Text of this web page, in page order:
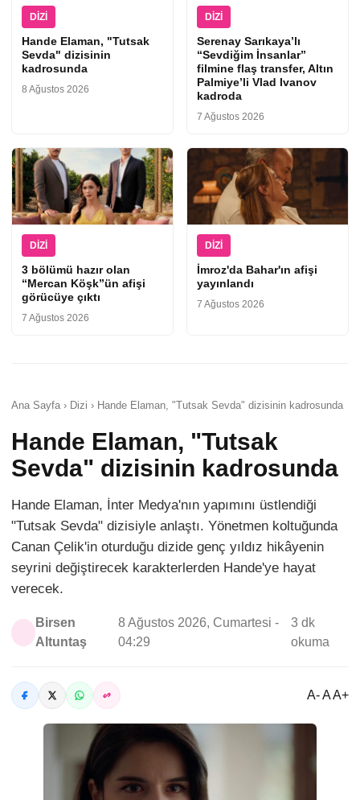
DIZI
Hande Elaman, "Tutsak
Sevda" dizisinin
kadrosunda
8 Ağustos 2026
DIZI
Serenay Sarıkaya’lı
“Sevdiğim İnsanlar”
filmine flaş transfer, Altın
Palmiye’li Vlad Ivanov
kadroda
7 Ağustos 2026
DIZI
3 bölümü hazır olan
“Mercan Köşk”ün afişi
görücüye çıktı
7 Ağustos 2026
DIZI
İmroz'da Bahar'ın afişi
yayınlandı
7 Ağustos 2026
Ana Sayfa › Dizi › Hande Elaman, "Tutsak Sevda" dizisinin kadrosunda
Hande Elaman, "Tutsak
Sevda" dizisinin kadrosunda
Hande Elaman, İnter Medya'nın yapımını üstlendiği
"Tutsak Sevda" dizisiyle anlaştı. Yönetmen koltuğunda
Canan Çelik'in oturduğu dizide genç yıldız hikâyenin
seyrini değiştirecek karakterlerden Hande'ye hayat
verecek.
Birsen
Altuntaş
8 Ağustos 2026, Cumartesi -
04:29
3 dk
okuma
A- A A+